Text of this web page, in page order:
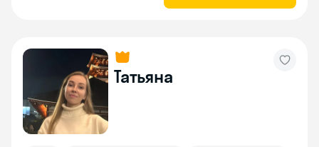
Татьяна